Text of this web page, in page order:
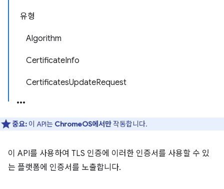
유형
Algorithm
CertificateInfo
CertificatesUpdateRequest
중요: 이 API는 ChromeOS에서만작동합니다.
이 API를 사용하여 TLS 인증에 이러한 인증서를 사용할 수 있
는 플랫폼에 인증서를 노출합니다.